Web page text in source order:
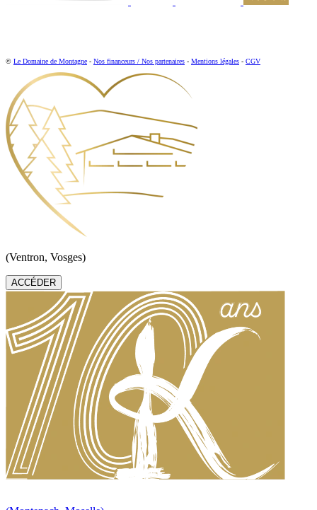
© Le Domaine de Montagne - Nos financeurs / Nos partenaires - Mentions légales - CGV
(Ventron, Vosges)
ACCÉDER